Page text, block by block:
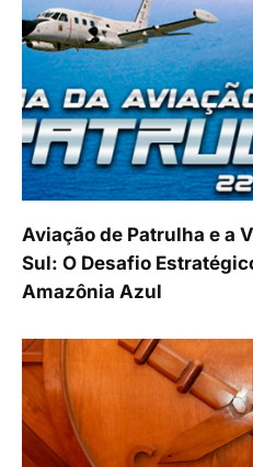
Aviação de Patrulha e a
Sul: O Desafio
Amazônia Azul